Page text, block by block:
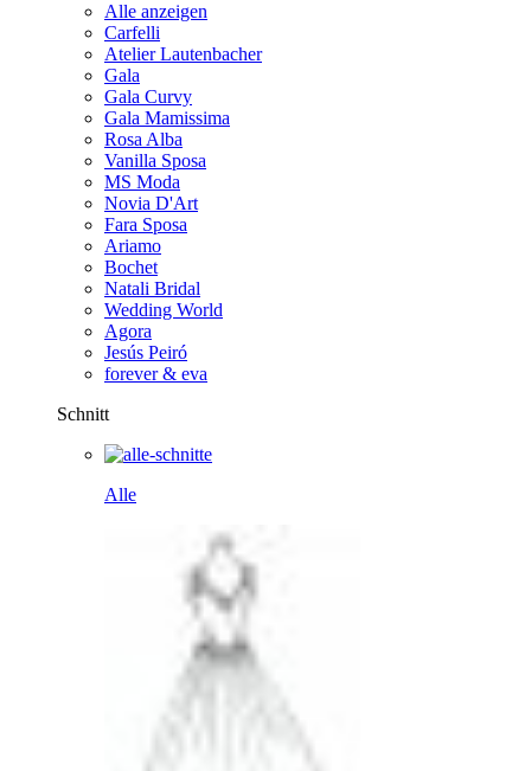
Alle anzeigen
Carfelli
Atelier Lautenbacher
Gala
Gala Curvy
Gala Mamissima
Rosa Alba
Vanilla Sposa
MS Moda
Novia D'Art
Fara Sposa
Ariamo
Bochet
Natali Bridal
Wedding World
Agora
Jesús Peiró
forever & eva
Schnitt
Alle